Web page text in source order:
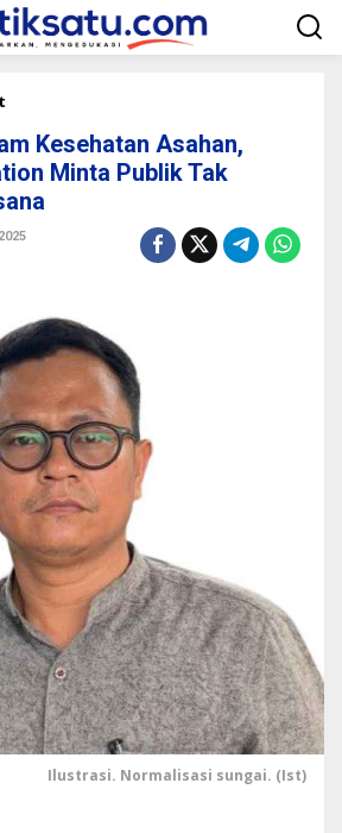
k
u
n
g
P
a
m
K
s
e
h
a
a
n
A
s
a
h
a
n
,
S
u
Kesehatan Asahan,
Minta Publik Tak
Ilustrasi. Normalisasi sungai. (Ist)